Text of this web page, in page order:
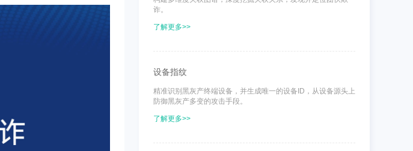
诈。
了解更多>>
设备指纹
精准识别黑灰产终端设备，并生成唯一的设备ID，从设备源头上
防御黑灰产多变的攻击手段。
了解更多>>